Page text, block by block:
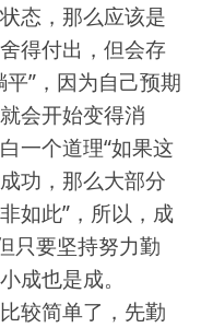
态，那么应该是
得付出，但会存
”，因为自己预期
会开始变得消
一个道理“如果这
功，那么大部分
如此”，所以，成
只要坚持努力勤
成也是成。
较简单了，先勤